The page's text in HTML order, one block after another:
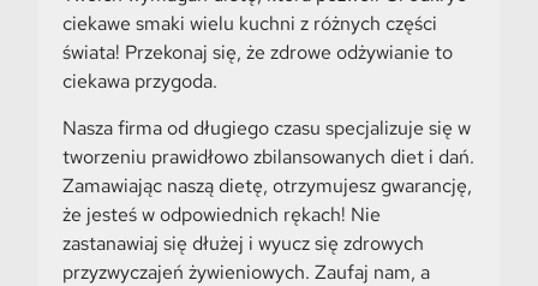
ciekawe smaki wielu kuchni z różnych części
świata! Przekonaj się, że zdrowe odżywianie to
ciekawa przygoda.
Nasza firma od długiego czasu specjalizuje się w
tworzeniu prawidłowo zbilansowanych diet i dań.
Zamawiając naszą dietę, otrzymujesz gwarancję,
że jesteś w odpowiednich rękach! Nie
zastanawiaj się dłużej i wyucz się zdrowych
przyzwyczajeń żywieniowych. Zaufaj nam, a